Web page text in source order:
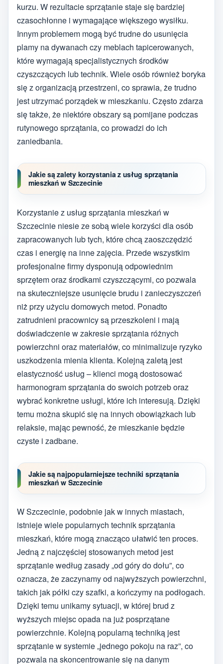
kurzu. W rezultacie sprzątanie staje się bardziej
czasochłonne i wymagające większego wysiłku.
Innym problemem mogą być trudne do usunięcia
plamy na dywanach czy meblach tapicerowanych,
które wymagają specjalistycznych środków
czyszczących lub technik. Wiele osób również boryka
się z organizacją przestrzeni, co sprawia, że trudno
jest utrzymać porządek w mieszkaniu. Często zdarza
się także, że niektóre obszary są pomijane podczas
rutynowego sprzątania, co prowadzi do ich
zaniedbania.
Jakie są zalety korzystania z usług sprzątania
mieszkań w Szczecinie
Korzystanie z usług sprzątania mieszkań w
Szczecinie niesie ze sobą wiele korzyści dla osób
zapracowanych lub tych, które chcą zaoszczędzić
czas i energię na inne zajęcia. Przede wszystkim
profesjonalne firmy dysponują odpowiednim
sprzętem oraz środkami czyszczącymi, co pozwala
na skuteczniejsze usunięcie brudu i zanieczyszczeń
niż przy użyciu domowych metod. Ponadto
zatrudnieni pracownicy są przeszkoleni i mają
doświadczenie w zakresie sprzątania różnych
powierzchni oraz materiałów, co minimalizuje ryzyko
uszkodzenia mienia klienta. Kolejną zaletą jest
elastyczność usług – klienci mogą dostosować
harmonogram sprzątania do swoich potrzeb oraz
wybrać konkretne usługi, które ich interesują. Dzięki
temu można skupić się na innych obowiązkach lub
relaksie, mając pewność, że mieszkanie będzie
czyste i zadbane.
Jakie są najpopularniejsze techniki sprzątania
mieszkań w Szczecinie
W Szczecinie, podobnie jak w innych miastach,
istnieje wiele popularnych technik sprzątania
mieszkań, które mogą znacząco ułatwić ten proces.
Jedną z najczęściej stosowanych metod jest
sprzątanie według zasady „od góry do dołu”, co
oznacza, że zaczynamy od najwyższych powierzchni,
takich jak półki czy szafki, a kończymy na podłogach.
Dzięki temu unikamy sytuacji, w której brud z
wyższych miejsc opada na już posprzątane
powierzchnie. Kolejną popularną techniką jest
sprzątanie w systemie „jednego pokoju na raz”, co
pozwala na skoncentrowanie się na danym